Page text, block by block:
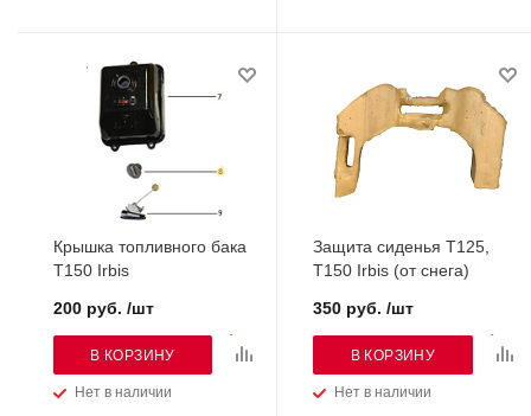
Крышка топливного бака
Т150 Irbis
Нет в наличии
200 руб. /шт
В КОРЗИНУ
Защита сиденья Т125,
Т150 Irbis (от снега)
Нет в наличии
350 руб. /шт
В КОРЗИНУ